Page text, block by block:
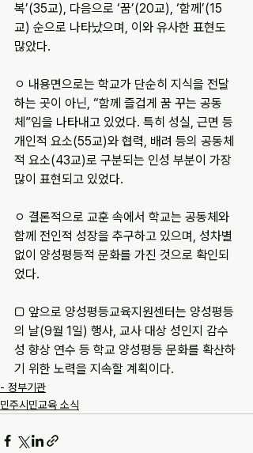
복’(35교), 다음으로 ‘꿈’(20교), ‘함께’(15
교) 순으로 나타났으며, 이와 유사한 표현도
많았다.
ㅇ 내용면으로는 학교가 단순히 지식을 전달
하는 곳이 아닌, “함께 즐겁게 꿈 꾸는 공동
체”임을 나타내고 있었다. 특히 성실, 근면 등
개인적 요소(55교)와 협력, 배려 등의 공동체
적 요소(43교)로 구분되는 인성 부분이 가장
많이 표현되고 있었다.
ㅇ 결론적으로 교훈 속에서 학교는 공동체와
함께 전인적 성장을 추구하고 있으며, 성차별
없이 양성평등적 문화를 가진 것으로 확인되
었다.
□ 앞으로 양성평등교육지원센터는 양성평등
의 날(9월 1일) 행사, 교사 대상 성인지 감수
성 향상 연수 등 학교 양성평등 문화를 확산하
기 위한 노력을 지속할 계획이다.
- 정부기관
민주시민교육 소식